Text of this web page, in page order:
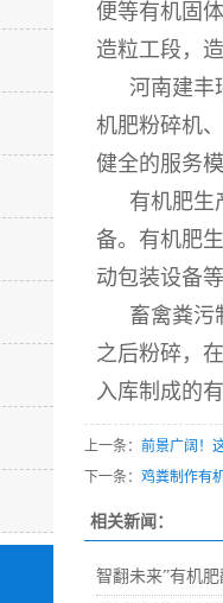
便等有机固
造粒工段，
河南建丰
机肥粉碎机
健全的服务
有机肥生
备。有机肥
动包装设备
畜禽粪污
之后粉碎，
入库制成的
上一条： 前景广阔！
下一条： 鸡粪制作有
相关新闻：
智翻未来”有机